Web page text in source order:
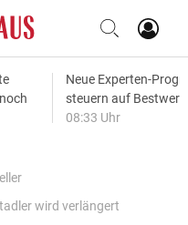
Neue Experten-
steuern auf
08:33 Uhr
wird verlängert